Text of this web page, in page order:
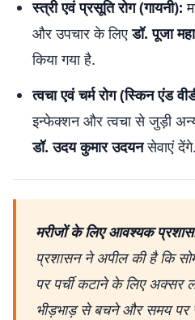
स्त्री एवं प्रसूति रोग (गायनी):
और उपचार के लिएडॉ. पूजा
किया गया है.
त्वचा एवं चर्म रोग (स्किन एंड
इन्फेक्शन और त्वचा से जुड़ी
डॉ. उदय कुमार उदयनसेवाएं देंगे.
मरीजों के लिए आवश्यक
प्रशासन ने अपील की है कि
पर पर्ची कटाने के लिए अक्सर
भीड़भाड़ से बचने और समय पर